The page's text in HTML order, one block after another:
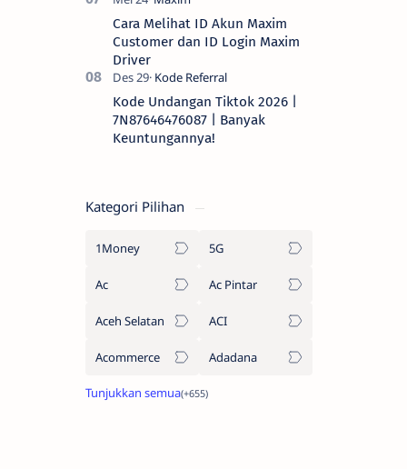
Cara Melihat ID Akun Maxim
Customer dan ID Login Maxim
Driver
Kode Undangan Tiktok 2026 |
7N87646476087 | Banyak
Keuntungannya!
Kategori Pilihan
1Money 5G
Ac Ac Pintar
Aceh Selatan ACI
Acommerce Adadana